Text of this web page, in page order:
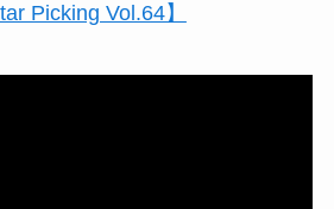
Picking Vol.64】